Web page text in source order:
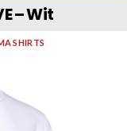
– Wit
SHIRTS